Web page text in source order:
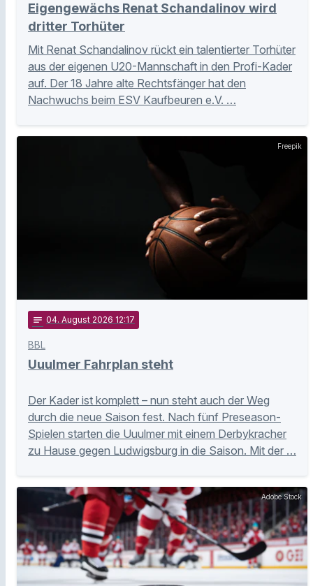
Eigengewächs Renat Schandalinov wird
dritter Torhüter
Mit Renat Schandalinov rückt ein talentierter Torhüter
aus der eigenen U20-Mannschaft in den Profi-Kader
auf. Der 18 Jahre alte Rechtsfänger hat den
Nachwuchs beim ESV Kaufbeuren e.V. …
Freepik
notes 04. August 2026 12:17
BBL
Uuulmer Fahrplan steht
Der Kader ist komplett – nun steht auch der Weg
durch die neue Saison fest. Nach fünf Preseason-
Spielen starten die Uuulmer mit einem Derbykracher
zu Hause gegen Ludwigsburg in die Saison. Mit der …
Adobe Stock